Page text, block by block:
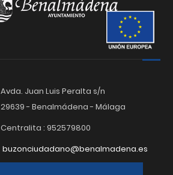
Avda. Juan Luis Peralta s/n
29639 - Benalmádena - Málaga
Centralita : 952579800
buzonciudadano@benalmadena.es